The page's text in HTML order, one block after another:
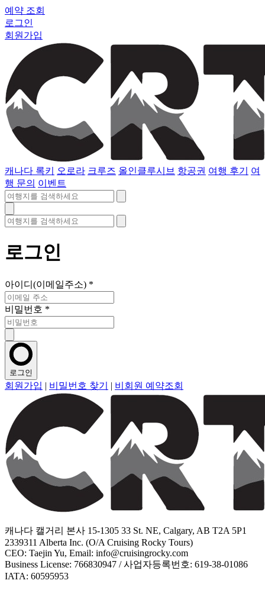
예약 조회
로그인
회원가입
캐나다 록키 오로라 크루즈 올인클루시브 항공권 여행 후기
여
행 문의 이벤트
로그인
아이디(이메일주소) *
비밀번호 *
로그인
회원가입 | 비밀번호 찾기 | 비회원 예약조회
캐나다 캘거리 본사 15-1305 33 St. NE, Calgary, AB T2A 5P1
2339311 Alberta Inc. (O/A Cruising Rocky Tours)
CEO: Taejin Yu, Email: info@cruisingrocky.com
Business License: 766830947 / 사업자등록번호: 619-38-01086
IATA: 60595953